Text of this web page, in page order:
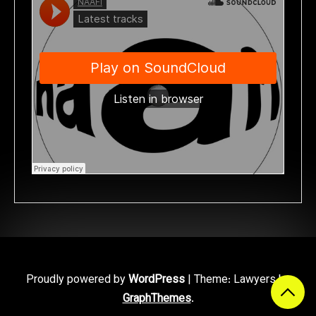
Proudly powered byWordPress | Theme: Lawyers by
GraphThemes.